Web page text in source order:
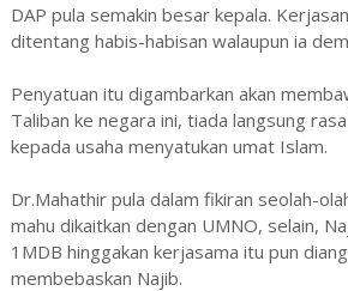
DAP pula semakin besar kepala.
ditentang habis-habisan walaupun ia
Penyatuan itu digambarkan akan
Taliban ke negara ini, tiada langsung
kepada usaha menyatukan umat Islam.
Dr.Mahathir pula dalam fikiran seolah-
mahu dikaitkan dengan UMNO, selain,
1MDB hinggakan kerjasama itu pun
membebaskan Najib.